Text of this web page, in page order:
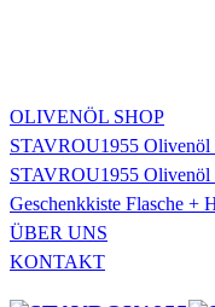
OLIVENÖL SHOP
STAVROU1955 Olivenöl
STAVROU1955 Olivenöl
Geschenkkiste Flasche +
ÜBER UNS
KONTAKT